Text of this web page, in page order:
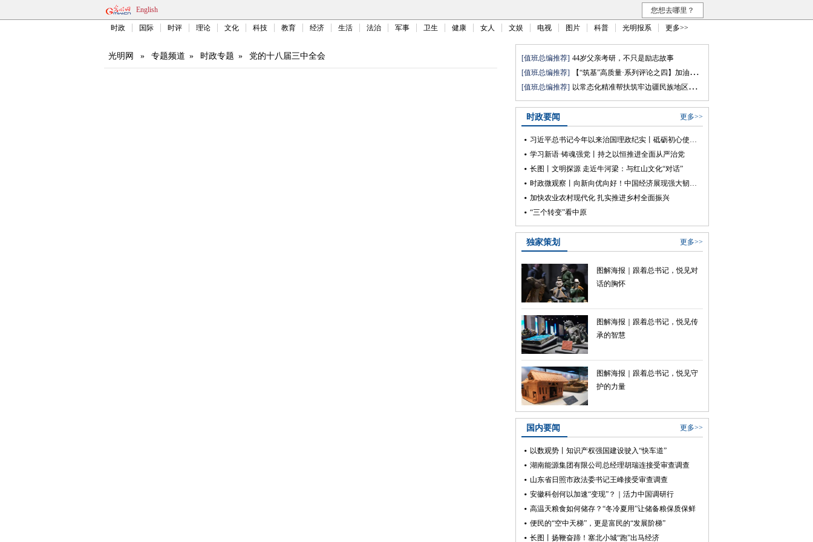
English 您想去哪里？
时政 国际 时评 理论 文化 科技 教育 经济 生活 法治 军事 卫生 健康 女人 文娱 电视 图片 科普 光明报系 更多>>
光明网 » 专题频道 » 时政专题 » 党的十八届三中全会